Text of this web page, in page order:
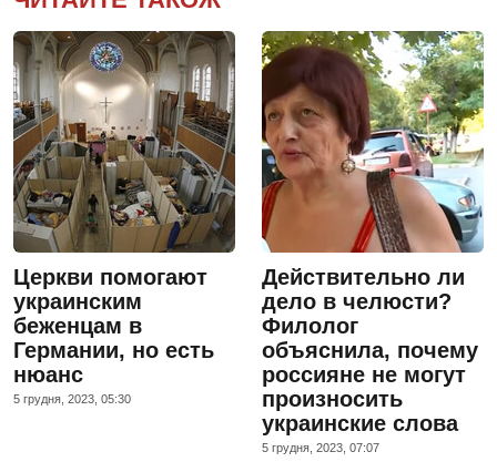
Церкви помогают
украинским
беженцам в
Германии, но есть
нюанс
5 грудня, 2023, 05:30
Действительно ли
дело в челюсти?
Филолог
объяснила, почему
россияне не могут
произносить
украинские слова
5 грудня, 2023, 07:07